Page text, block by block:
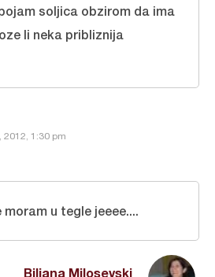
2012, 1:30 pm
soljica obzirom da ima
li neka pribliznija
Biljana Milosevski
u tegle jeeee....